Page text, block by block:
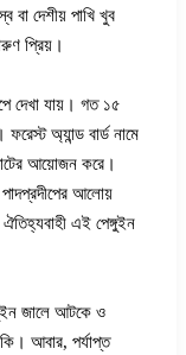
বা দেশীয় পাখি খুব
প্রিয়।
দেখা যায়। গত ১৫
অ্যান্ড বার্ড নামে
আয়োজন করে।
পাদপ্রদীপের আলোয়
এই পেঙ্গুইন
জালে আটকে ও
আবার, পর্যাপ্ত